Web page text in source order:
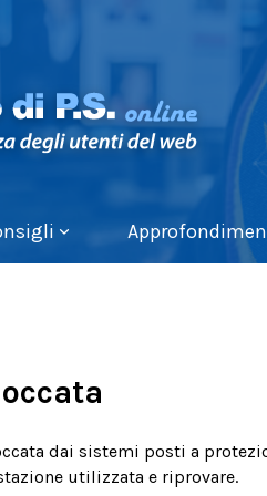
dai sistemi posti a
utilizzata e riprovare.